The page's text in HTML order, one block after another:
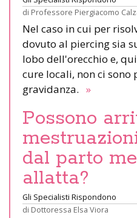
di Professore Piergiacomo
Nel caso in cui per
dovuto al piercing sia
lobo dell'orecchio e,
cure locali, non ci
gravidanza. »
Possono
dal parto
allatta?
Gli Specialisti Rispondono
di Dottoressa Elsa Viora